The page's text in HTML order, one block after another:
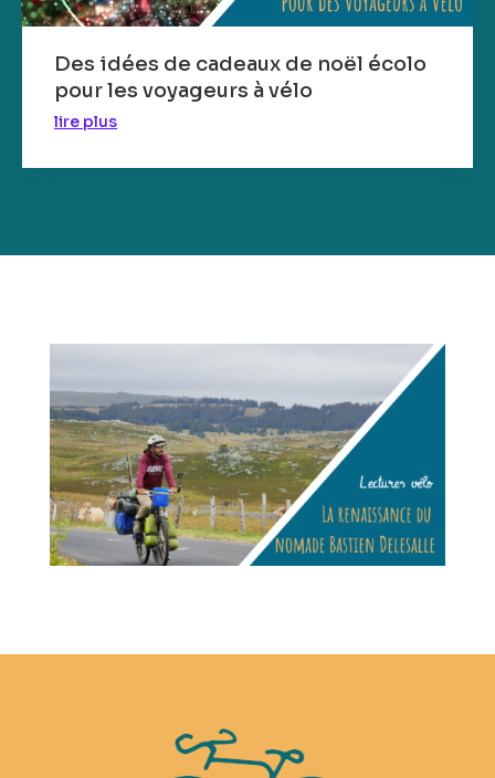
Des idées de cadeaux de noël écolo
pour les voyageurs à vélo
lire plus